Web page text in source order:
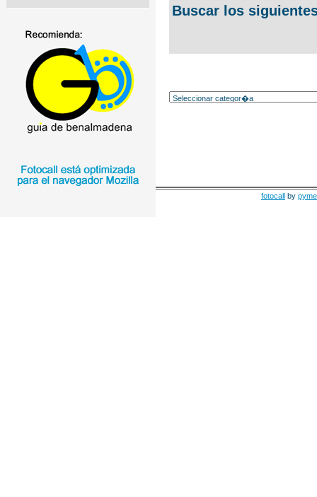
Buscar los
fotocall by